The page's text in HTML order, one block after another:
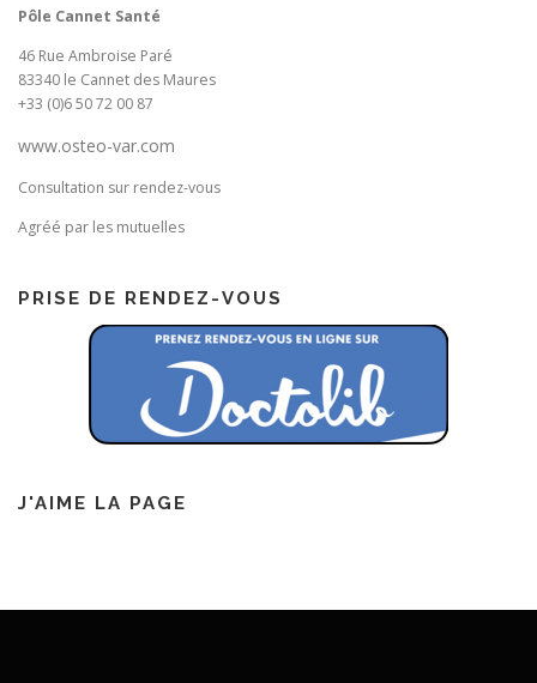
Pôle Cannet Santé
46 Rue Ambroise Paré
83340 le Cannet des Maures
+33 (0)6 50 72 00 87
www.osteo-var.com
Consultation sur rendez-vous
Agréé par les mutuelles
PRISE DE RENDEZ-VOUS
J'AIME LA PAGE